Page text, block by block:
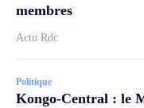
membres
Actu Rdc
Politique
Kongo-Central : le